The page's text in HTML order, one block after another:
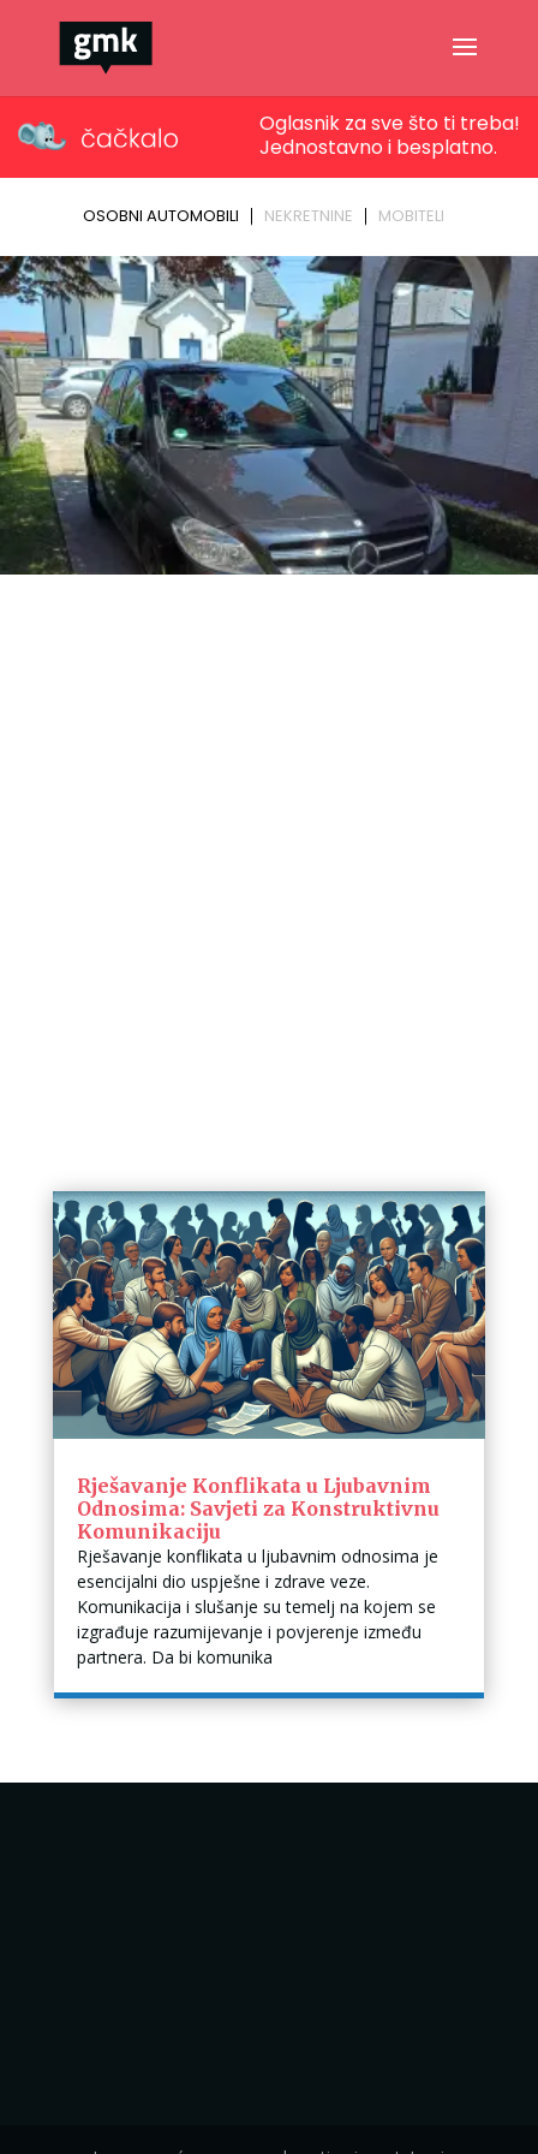
Rješavanje Konflikata u Ljubavnim
Odnosima: Savjeti za Konstruktivnu
Komunikaciju
Rješavanje konflikata u ljubavnim odnosima je
esencijalni dio uspješne i zdrave veze.
Komunikacija i slušanje su temelj na kojem se
izgrađuje razumijevanje i povjerenje između
partnera. Da bi komunika